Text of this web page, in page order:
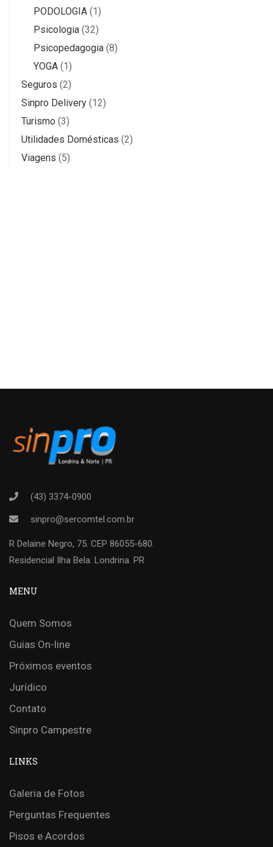
PODOLOGIA (1)
Psicologia (32)
Psicopedagogia (8)
YOGA (1)
Seguros (2)
Sinpro Delivery (12)
Turismo (3)
Utilidades Domésticas (2)
Viagens (5)
(43) 3374-0900
sinpro@sercomtel.com.br
R Delaine Negro, 75. CEP 86055-680.
Residencial Ilha Bela. Londrina. PR
MENU
Quem Somos
Guias On-line
Próximos eventos
Jurídico
Contato
Sinpro Campestre
LINKS
Galeria de Fotos
Perguntas Frequentes
Pisos e Acordos